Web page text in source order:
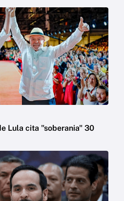
Lula cita "soberania" 30